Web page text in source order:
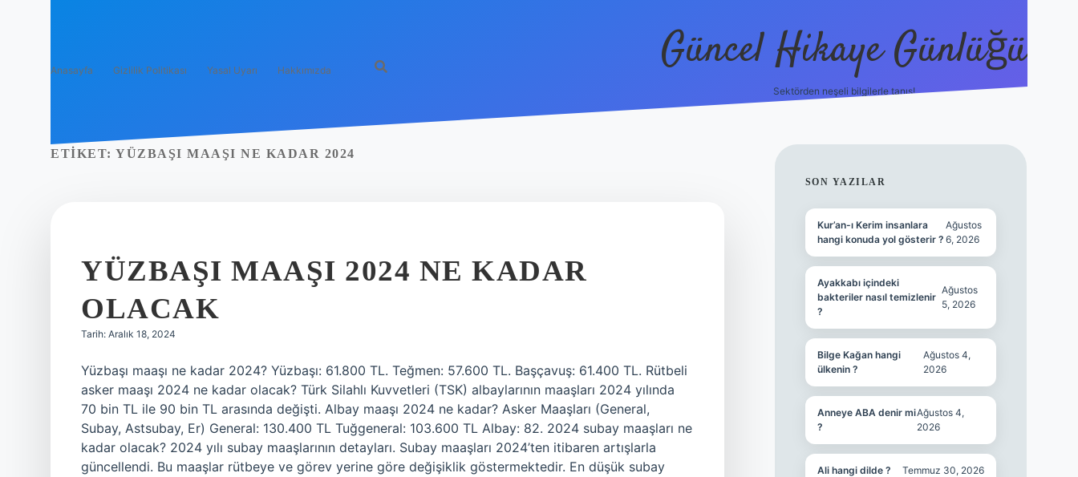
Anasayfa Gizlilik Politikası Yasal Uyarı Hakkımızda Güncel Hikaye Günlüğü
Sektörden neşeli bilgilerle tanış!
ETIKET: YÜZBAŞI MAAŞI NE KADAR 2024
YÜZBAŞI MAAŞI 2024 NE KADAR
OLACAK
Tarih: Aralık 18, 2024
Yüzbaşı maaşı ne kadar 2024? Yüzbaşı: 61.800 TL. Teğmen: 57.600 TL. Başçavuş: 61.400 TL. Rütbeli
asker maaşı 2024 ne kadar olacak? Türk Silahlı Kuvvetleri (TSK) albaylarının maaşları 2024 yılında
70 bin TL ile 90 bin TL arasında değişti. Albay maaşı 2024 ne kadar? Asker Maaşları (General,
Subay, Astsubay, Er) General: 130.400 TL Tuğgeneral: 103.600 TL Albay: 82. 2024 subay maaşları ne
kadar olacak? 2024 yılı subay maaşlarının detayları. Subay maaşları 2024’ten itibaren artışlarla
güncellendi. Bu maaşlar rütbeye ve görev yerine göre değişiklik göstermektedir. En düşük subay
SIDEBAR
SON YAZILAR
Kur’an-ı Kerim insanlara
hangi konuda yol gösterir ?
Ağustos
6, 2026
Ayakkabı içindeki
bakteriler nasıl temizlenir
?
Ağustos
5, 2026
Bilge Kağan hangi
ülkenin ?
Ağustos 4,
2026
Anneye ABA denir mi
?
Ağustos 4,
2026
Ali hangi dilde ? Temmuz 30, 2026
https://piabella.casino/